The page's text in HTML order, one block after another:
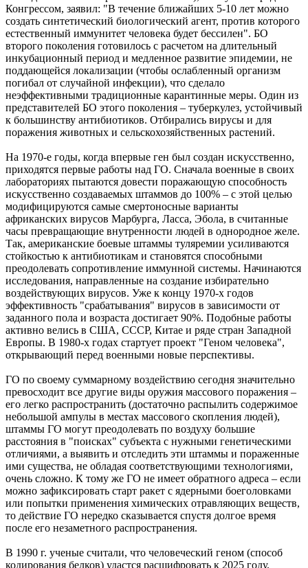
Конгрессом, заявил: "В течение ближайших 5-10 лет можно
создать синтетический биологический агент, против которого
естественный иммунитет человека будет бессилен". БО
второго поколения готовилось с расчетом на длительный
инкубационный период и медленное развитие эпидемии, не
поддающейся локализации (чтобы ослабленный организм
погибал от случайной инфекции), что сделало
неэффективными традиционные карантинные меры. Один из
представителей БО этого поколения – туберкулез, устойчивый
к большинству антибиотиков. Отбирались вирусы и для
поражения животных и сельскохозяйственных растений.
На 1970-е годы, когда впервые ген был создан искусственно,
приходятся первые работы над ГО. Сначала военные в своих
лабораториях пытаются довести поражающую способность
искусственно создаваемых штаммов до 100% – с этой целью
модифицируются самые смертоносные варианты
африканских вирусов Марбурга, Ласса, Эбола, в считанные
часы превращающие внутренности людей в однородное желе.
Так, американские боевые штаммы туляремии усиливаются
стойкостью к антибиотикам и становятся способными
преодолевать сопротивление иммунной системы. Начинаются
исследования, направленные на создание избирательно
воздействующих вирусов. Уже к концу 1970-х годов
эффективность "срабатывания" вирусов в зависимости от
заданного пола и возраста достигает 90%. Подобные работы
активно велись в США, СССР, Китае и ряде стран Западной
Европы. В 1980-х годах стартует проект "Геном человека",
открывающий перед военными новые перспективы.
ГО по своему суммарному воздействию сегодня значительно
превосходит все другие виды оружия массового поражения –
его легко распространить (достаточно распылить содержимое
небольшой ампулы в местах массового скопления людей),
штаммы ГО могут преодолевать по воздуху большие
расстояния в "поисках" субъекта с нужными генетическими
отличиями, а выявить и отследить эти штаммы и пораженные
ими существа, не обладая соответствующими технологиями,
очень сложно. К тому же ГО не имеет обратного адреса – если
можно зафиксировать старт ракет с ядерными боеголовками
или попытки применения химических отравляющих веществ,
то действие ГО нередко сказывается спустя долгое время
после его незаметного распространения.
В 1990 г. ученые считали, что человеческий геном (способ
кодирования белков) удастся расшифровать к 2025 году.